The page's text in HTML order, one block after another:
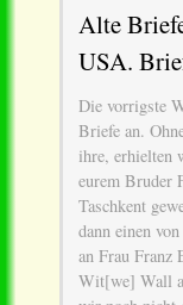
Alte
USA.
Die vorrigste
Briefe an.
ihre, erhielten
eurem Bruder
Taschkent
dann einen
an Frau Franz
Wit[we] Wall